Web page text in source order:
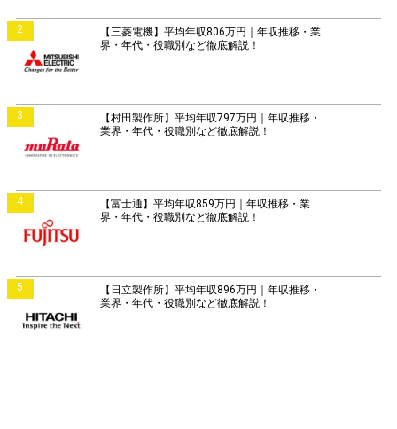
2
【三菱電機】平均年収806万円｜年収推移・業
界・年代・役職別など徹底解説！
3
【村田製作所】平均年収797万円｜年収推移・
業界・年代・役職別など徹底解説！
4
【富士通】平均年収859万円｜年収推移・業
界・年代・役職別など徹底解説！
5
【日立製作所】平均年収896万円｜年収推移・
業界・年代・役職別など徹底解説！